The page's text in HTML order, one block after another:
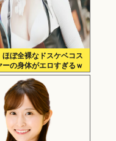
ほぼ全裸なドスケベコス
ーの身体がエロすぎるｗ